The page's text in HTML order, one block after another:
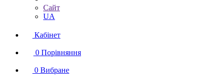
Сайт
UA
Кабінет
0 Порівняння
0 Вибране